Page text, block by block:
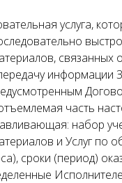
услуга,
связанных
информации
часть
набор
и Услуг по
сроки (период)